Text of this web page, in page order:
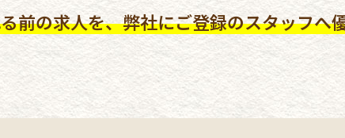
前の求人を、弊社にご登録のスタッフへ